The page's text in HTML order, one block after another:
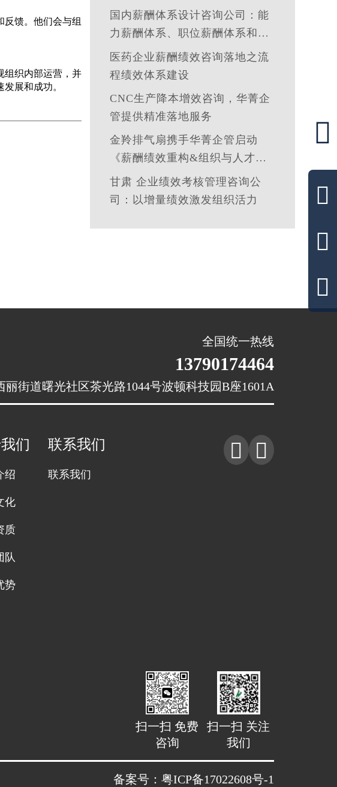




馈。他们会与组
组织内部运营，并
展和成功。
管理定义技术，让洞察引领智能
国内薪酬体系设计咨询公司：能
力薪酬体系、职位薪酬体系和技
能薪酬体系的使用场景
医药企业薪酬绩效咨询落地之流
程绩效体系建设
CNC生产降本增效咨询，华菁企
管提供精准落地服务
金羚排气扇携手华菁企管启动
《薪酬绩效重构&组织与人才发
展体系》管理咨询公司
甘肃 企业绩效考核管理咨询公
司：以增量绩效激发组织活力
全国统一热线
13790174464
丽街道曙光社区茶光路1044号波顿科技园B座1601A
们
绍
化
质
队
势
联系我们
联系我们
 
扫一扫 免费
咨询
扫一扫 关注
我们
备案号：粤ICP备17022608号-1